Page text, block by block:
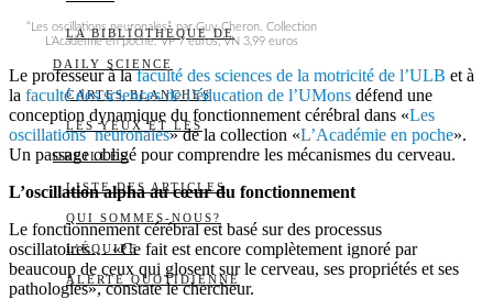
LA BIBLIOTHÈQUE DE
DAILY SCIENCE
CARTES BLANCHES
LES YEUX ET LES
OREILLES
LISTE DES ARTICLES
QUI SOMMES-NOUS?
L’ÉQUIPE
ALERTE QUOTIDIENNE
“Les oscillations neuronales”, par Guy Cheron. Collection
L’Académie en poche. VP 7 euros, VN 3,99 euros
Le professeur à lafaculté des sciences de la motricité de l’ULB et à
la faculté des sciences de l’éducation de l’UMons défend une
conception dynamique du fonctionnement cérébral dans «Les
oscillations neuronales» de la collection «L’Académie en poche».
Un passage obligé pour comprendre les mécanismes du cerveau.
L’oscillation alpha au cœur du fonctionnement
Le fonctionnement cérébral est basé sur des processus
oscillatoires… «Ce fait est encore complètement ignoré par
beaucoup de ceux qui glosent sur le cerveau, ses propriétés et ses
pathologies», constate le chercheur.